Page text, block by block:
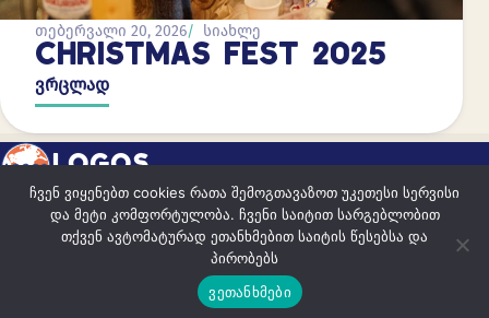
თებერვალი 20, 2026 სიახლე
CHRISTMAS FEST 2025
ვრცლად
LOGOS
ისწავლე იყო წარმატებული
ჩვენ ვიყენებთ cookies რათა შემოგთავაზოთ უკეთესი სერვისი
და მეტი კომფორტულობა. ჩვენი საიტით სარგებლობით
თქვენ ავტომატურად ეთანხმებით საიტის წესებსა და
პირობებს
ვეთანხმები